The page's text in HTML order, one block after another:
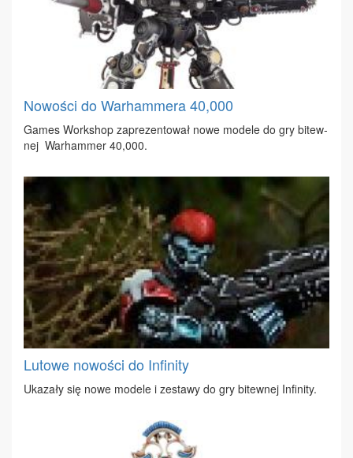
Nowości do Warhammera 40,000
Ga­mes Work­shop za­pre­zen­to­wał no­we mo­de­le do gry bi­tew­
nej War­ham­mer 40,000.
Lutowe nowości do Infinity
Uka­za­ły się no­we mo­de­le i ze­sta­wy do gry bi­tew­nej In­fi­ni­ty.